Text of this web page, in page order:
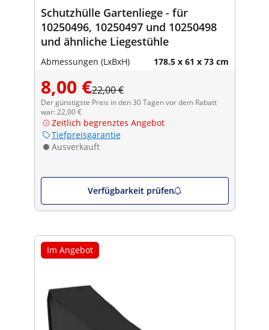
Schutzhülle Gartenliege - für
10250496, 10250497 und 10250498
und ähnliche Liegestühle
Abmessungen (LxBxH) 178.5 x 61 x 73 cm
8,00 €22,00 €
Der günstigste Preis in den 30 Tagen vor dem Rabatt
war: 22,00 €
Zeitlich begrenztes Angebot
Tiefpreisgarantie
Ausverkauft
Verfügbarkeit prüfen
Im Angebot